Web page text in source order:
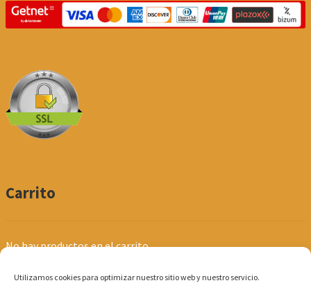
Utilizamos cookies para optimizar nuestro sitio web y nuestro servicio.
Carrito
No hay productos en el carrito.